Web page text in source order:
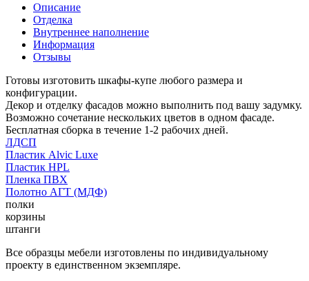
Описание
Отделка
Внутреннее наполнение
Информация
Отзывы
Готовы изготовить шкафы-купе любого размера и
конфигурации.
Декор и отделку фасадов можно выполнить под вашу задумку.
Возможно сочетание нескольких цветов в одном фасаде.
Бесплатная сборка в течение 1-2 рабочих дней.
ЛДСП
Пластик Alvic Luxe
Пластик HPL
Пленка ПВХ
Полотно АГТ (МДФ)
полки
корзины
штанги
Все образцы мебели изготовлены по индивидуальному
проекту в единственном экземпляре.